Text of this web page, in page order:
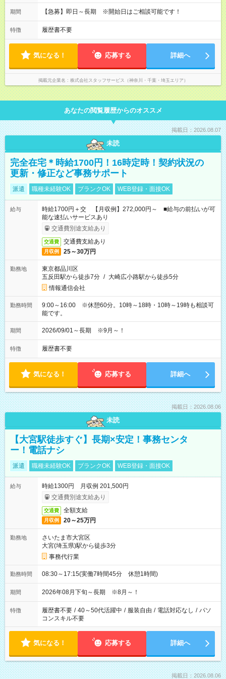
期間 【急募】即日～長期 ※開始日はご相談可能です！
特徴 履歴書不要
気になる！ 応募する 詳細へ
掲載元企業名 株式会社スタッフサービス（神奈川・千葉・埼玉エリア）
あなたの閲覧履歴からのオススメ
掲載日：2026.08.07
未読
完全在宅＊時給1700円！16時定時！契約状況の
更新・修正など事務サポート
派遣 職種未経験OK ブランクOK WEB登録・面接OK
給与
時給1700円＋交 【月収例】272,000円～ ■給与の前払いが可
能な速払いサービスあり
交通費別途支給あり
交通費 交通費支給あり
月収例 25～30万円
勤務地
東京都品川区
五反田駅から徒歩7分 / 大崎広小路駅から徒歩5分
情報通信会社
勤務時間
9:00～16:00 ※休憩60分。10時～18時・10時～19時も相談可
能です。
期間 2026/09/01～長期 ※9月～！
特徴 履歴書不要
気になる！ 応募する 詳細へ
掲載日：2026.08.06
未読
【大宮駅徒歩すぐ】長期×安定！事務センタ
ー！電話ナシ
派遣 職種未経験OK ブランクOK WEB登録・面接OK
給与
時給1300円 月収例 201,500円
交通費別途支給あり
交通費 全額支給
月収例 20～25万円
勤務地
さいたま市大宮区
大宮(埼玉県)駅から徒歩3分
事務代行業
勤務時間 08:30～17:15(実働7時間45分 休憩1時間)
期間 2026年08月下旬～長期 ※8月～！
特徴 履歴書不要 / 40～50代活躍中 / 服装自由 / 電話対応なし / パソ
コンスキル不要
気になる！ 応募する 詳細へ
掲載日：2026.08.06